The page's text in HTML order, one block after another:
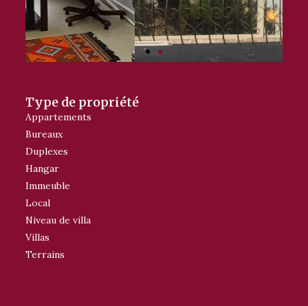
Type de propriété
Appartements
Bureaux
Duplexes
Hangar
Immeuble
Local
Niveau de villa
Villas
Terrains